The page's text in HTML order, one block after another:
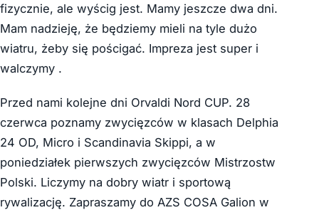
fizycznie, ale wyścig jest. Mamy jeszcze dwa dni.
Mam nadzieję, że będziemy mieli na tyle dużo
wiatru, żeby się pościgać. Impreza jest super i
walczymy .
Przed nami kolejne dni Orvaldi Nord CUP. 28
czerwca poznamy zwycięzców w klasach Delphia
24 OD, Micro i Scandinavia Skippi, a w
poniedziałek pierwszych zwycięzców Mistrzostw
Polski. Liczymy na dobry wiatr i sportową
rywalizację. Zapraszamy do AZS COSA Galion w